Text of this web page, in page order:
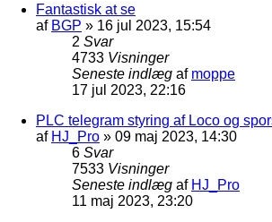
Fantastisk at se
af BGP » 16 jul 2023, 15:54
2 Svar
4733 Visninger
Seneste indlæg af moppe
17 jul 2023, 22:16
PLC telegram styring af Loco og
af HJ_Pro » 09 maj 2023, 14:30
6 Svar
7533 Visninger
Seneste indlæg af HJ_Pro
11 maj 2023, 23:20